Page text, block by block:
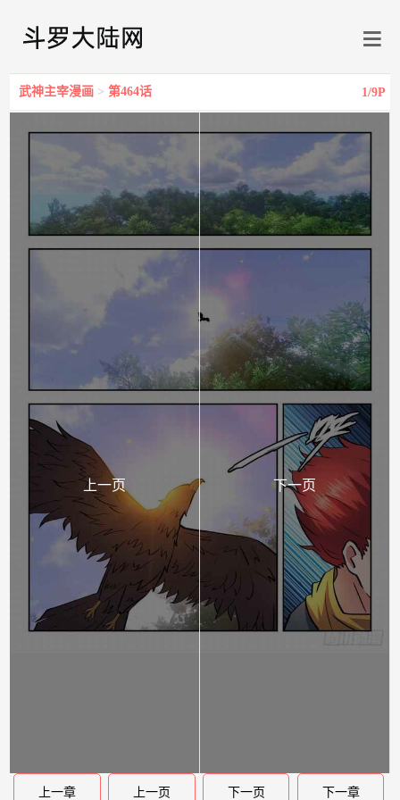
武神主宰漫画 >第464话 1/9P
上一页 下一页
上一章 上一页 下一页 下一章